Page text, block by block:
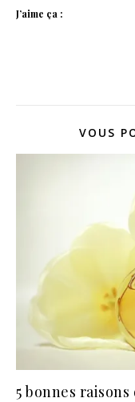
J’aime ça :
VOUS
5 bonnes